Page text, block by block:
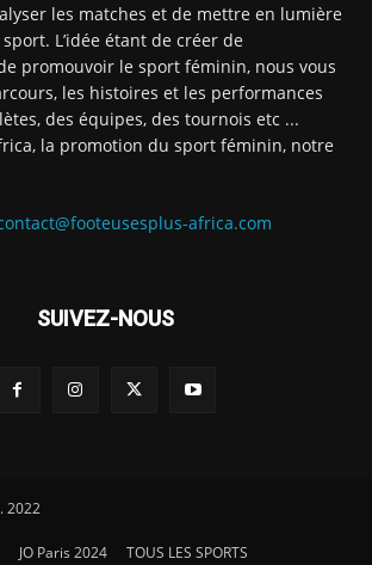
les matches et de mettre en lumière
L’idée étant de créer de
promouvoir le sport féminin, nous vous
les histoires et les performances
des équipes, des tournois etc ...
la promotion du sport féminin, notre
africa.com
SUIVEZ-NOUS
2022
JO Paris 2024 TOUS LES SPORTS